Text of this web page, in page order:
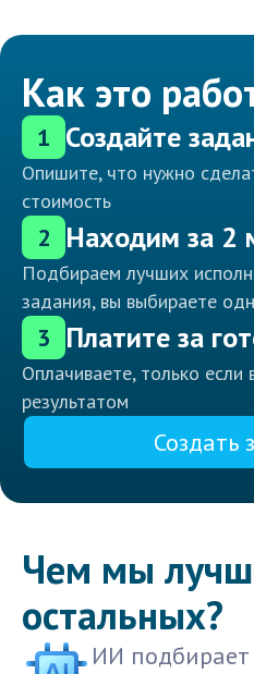
Как это
1 Создайте
Опишите, что нужно
стоимость
2 Находим за 2
Подбираем лучших
задания, вы выбираете
3 Платите за
Оплачиваете, только если
результатом
Создать
Чем мы
остальных?
ИИ